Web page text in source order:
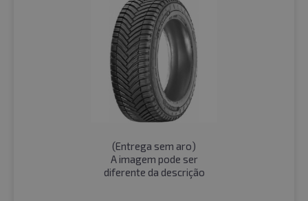
(Entrega sem aro)
A imagem pode ser
diferente da descrição